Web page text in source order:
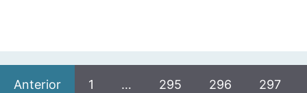
Anterior 1 … 295 296 297